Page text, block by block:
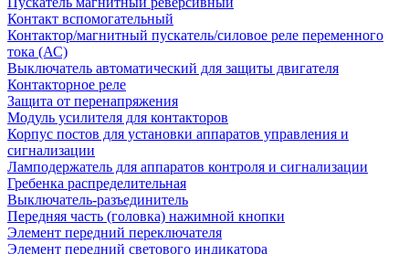
Контакт вспомогательный
Контактор/магнитный пускатель/силовое реле переменного
тока (АС)
Выключатель автоматический для защиты двигателя
Контакторное реле
Защита от перенапряжения
Модуль усилителя для контакторов
Корпус постов для установки аппаратов управления и
сигнализации
Ламподержатель для аппаратов контроля и сигнализации
Гребенка распределительная
Выключатель-разъединитель
Передняя часть (головка) нажимной кнопки
Элемент передний переключателя
Элемент передний светового индикатора